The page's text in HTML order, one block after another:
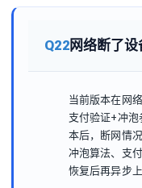
Q22网络断了设
当前版本在网
支付验证+冲泡
本后，断网情
冲泡算法、支
恢复后再异步